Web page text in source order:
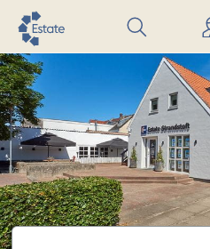
Søg
bolig